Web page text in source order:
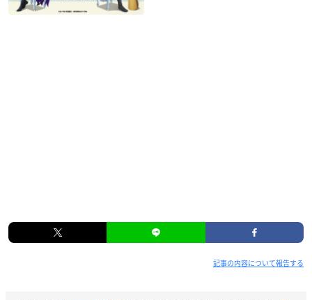
記事の内容について報告する